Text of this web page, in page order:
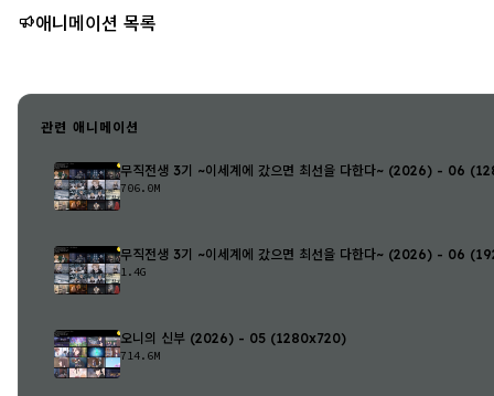
애니메이션 목록
관련 애니메이션
무직전생 3기 ~이세계에 갔으면 최선을 다한다~ (2026) - 06
706.0M
무직전생 3기 ~이세계에 갔으면 최선을 다한다~ (2026) - 06
1.4G
오니의 신부 (2026) - 05 (1280x720)
714.6M